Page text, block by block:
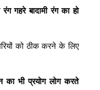
गहरे बादामी रंग का हो
को ठीक करने के लिए
भी प्रयोग लोग करते